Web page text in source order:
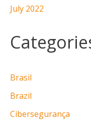
July 2022
Brasil
Brazil
Cibersegurança